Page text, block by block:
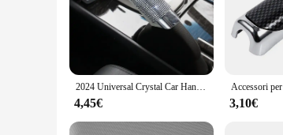
2024 Universal Crystal Car Handbrake Covers antiscivolo Auto Gear Shift collari Diamond Car Bling accessori interni per donna
4,45€ 3,10€